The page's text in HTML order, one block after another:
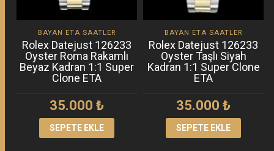
BAYAN ETA SAATLER
Rolex Datejust 126233
Oyster Roma Rakamlı
Beyaz Kadran 1:1 Super
Clone ETA
35.000 ₺
SEPETE EKLE
BAYAN ETA SAATLER
Rolex Datejust 126233
Oyster Taşlı Siyah
Kadran 1:1 Super Clone
ETA
35.000₺
SEPETE EKLE